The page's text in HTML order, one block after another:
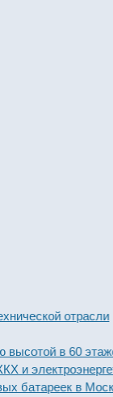
отрасли
в 60 этажей
в Москве